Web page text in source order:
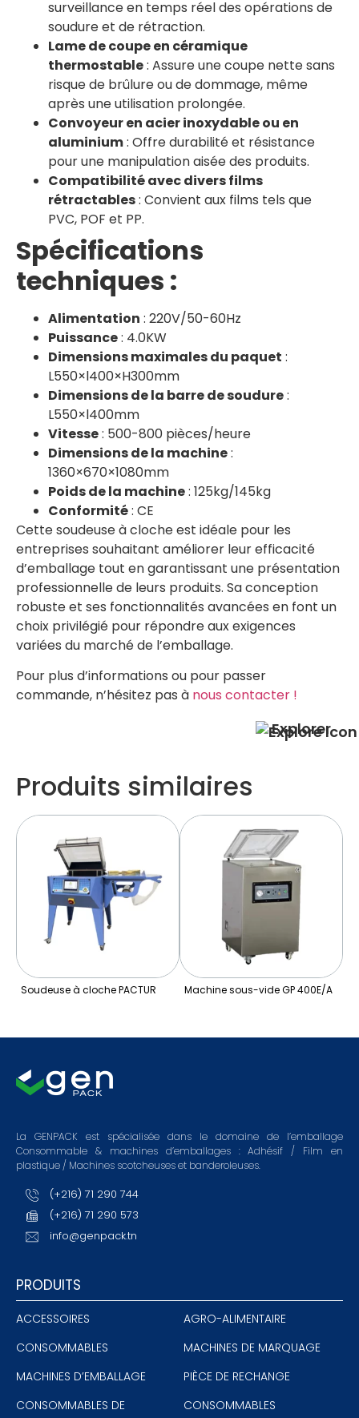
surveillance en temps réel des opérations de
soudure et de rétraction.
Lame de coupe en céramique
thermostable: Assure une coupe nette sans
risque de brûlure ou de dommage, même
après une utilisation prolongée.
Convoyeur en acier inoxydable ou en
aluminium: Offre durabilité et résistance
pour une manipulation aisée des produits.
Compatibilité avec divers films
rétractables: Convient aux films tels que
PVC, POF et PP.
Spécifications
techniques :
Alimentation : 220V/50-60Hz
Puissance: 4.0KW
Dimensions maximales du paquet :
L550×l400×H300mm
Dimensions de la barre de soudure:
L550×l400mm
Vitesse: 500-800 pièces/heure
Dimensions de la machine:
1360×670×1080mm
Poids de la machine: 125kg/145kg
Conformité: CE
Cette soudeuse à cloche est idéale pour les
entreprises souhaitant améliorer leur efficacité
d’emballage tout en garantissant une présentation
professionnelle de leurs produits. Sa conception
robuste et ses fonctionnalités avancées en font un
choix privilégié pour répondre aux exigences
variées du marché de l’emballage.
Pour plus d’informations ou pour passer
commande, n’hésitez pas à nous contacter !
Explorer
Produits similaires
à cloche PACTUR Machine sous-vide GP 400E/A
Machine
La GENPACK est spécialisée dans le domaine de l’emballage
Consommable & machines d’emballages : Adhésif / Film en
plastique / Machines scotcheuses et banderoleuses.
(+216) 71 290 744
(+216) 71 290 573
info@genpack.tn
PRODUITS
ACCESSOIRES
AGRO-ALIMENTAIRE
CONSOMMABLES
MACHINES DE MARQUAGE
MACHINES D’EMBALLAGE
PIÈCE DE RECHANGE
CONSOMMABLES DE
CONSOMMABLES